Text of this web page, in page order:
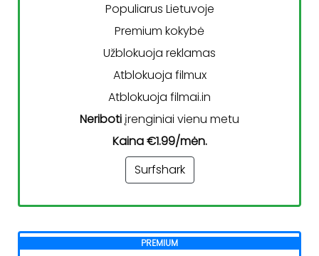
Populiarus Lietuvoje
Premium kokybė
Užblokuoja reklamas
Atblokuoja filmux
Atblokuoja filmai.in
Neribotiįrenginiai vienu metu
Kaina €1.99/mėn.
Surfshark
PREMIUM